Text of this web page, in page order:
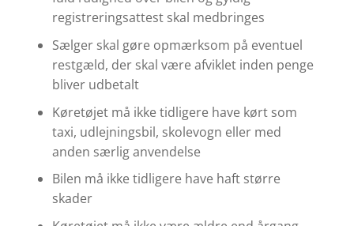
registreringsattest skal medbringes
Sælger skal gøre opmærksom på eventuel
restgæld, der skal være afviklet inden penge
bliver udbetalt
Køretøjet må ikke tidligere have kørt som
taxi, udlejningsbil, skolevogn eller med
anden særlig anvendelse
Bilen må ikke tidligere have haft større
skader